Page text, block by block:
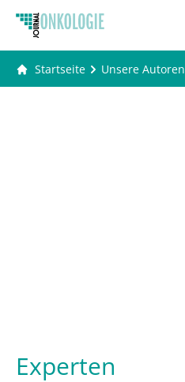
Startseite Unsere Autoren
Experten